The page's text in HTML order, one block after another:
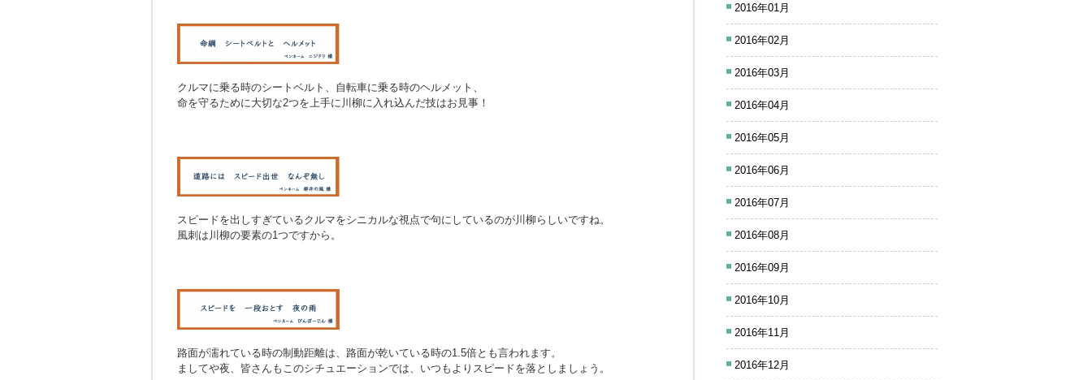
クルマに乗る時のシートベルト、自転車に乗る時のヘルメット、
命を守るために大切な2つを上手に川柳に入れ込んだ技はお見事！
スピードを出しすぎているクルマをシニカルな視点で句にしているのが川柳らしいですね。
風刺は川柳の要素の1つですから。
路面が濡れている時の制動距離は、路面が乾いている時の1.5倍とも言われます。
ましてや夜、皆さんもこのシチュエーションでは、いつもよりスピードを落としましょう。
2016年01月
2016年02月
2016年03月
2016年04月
2016年05月
2016年06月
2016年07月
2016年08月
2016年09月
2016年10月
2016年11月
2016年12月